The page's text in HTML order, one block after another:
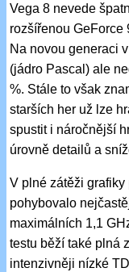
Vega 8 nevede
rozšířenou GeForce
Na novou generaci
(jádro Pascal) ale
%. Stále to však
starších her už lze
spustit i náročnější
úrovně detailů a
V plné zátěži
pohybovalo
maximálních 1,1
testu běží také plná
intenzivněji nízké